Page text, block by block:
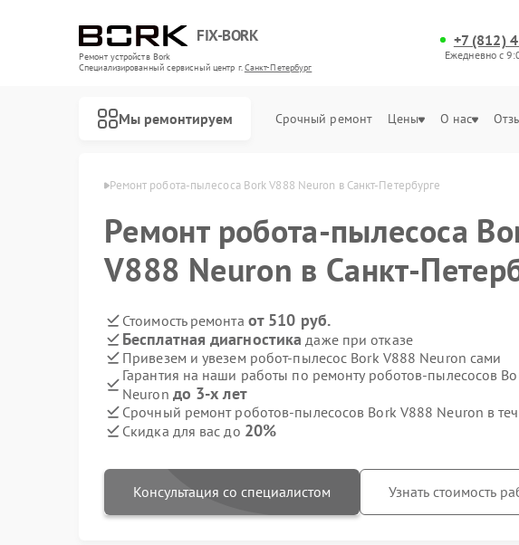
FIX-BORK
Ремонт устройств Bork
Специализированный cервисный центр г.Санкт-Петербург
+7 (812)
Ежедневно с
Мы ремонтируем Срочный ремонт Цены О нас
Ремонт робота-пылесоса Bork V888 Neuron в Санкт-Петербурге
Ремонт робота-пылесоса
V888 Neuron в Санкт-
Стоимость ремонта от 510 руб.
Бесплатная диагностика даже при отказе
Привезем и увезем робот-пылесос Bork V888 Neuron сами
Гарантия на наши работы по ремонту роботов-пылесосов
Neuron до 3-х лет
Срочный ремонт роботов-пылесосов Bork V888 Neuron в
Скидка для вас до 20%
Консультация со специалистом Узнать стоимость